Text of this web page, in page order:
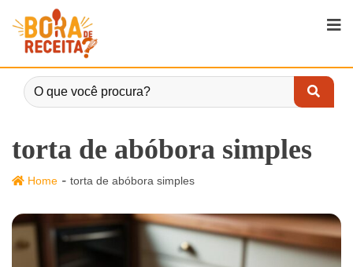
torta de abóbora simples
Home - torta de abóbora simples